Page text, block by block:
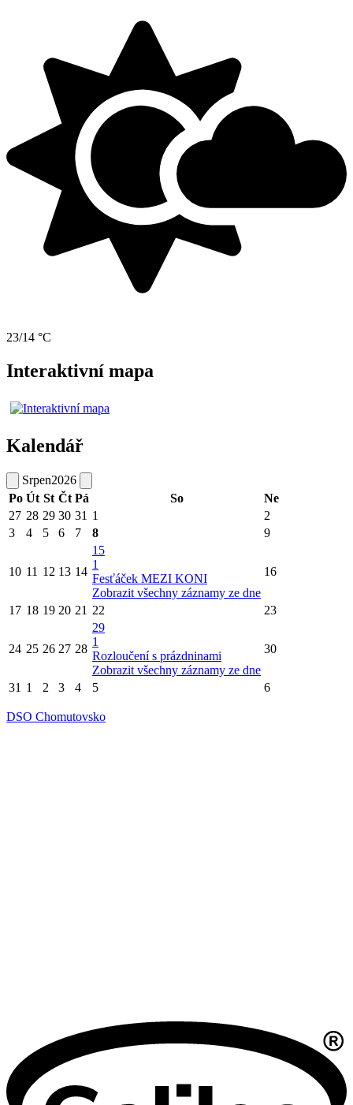
23/14 °C
Interaktivní mapa
Kalendář
Srpen2026
Po Út St Čt Pá So
Ne
27 28 29 30 31 1
2
3
4 5 6 7 8 9
10 11 12 13 14
15
1
Fesťáček MEZI KONI
Zobrazit všechny záznamy ze dne
16
17 18 19 20 21 22 23
24 25 26 27 28
29
1
Rozloučení s prázdninami
Zobrazit všechny záznamy ze dne
30
31 1 2 3 4 5 6
DSO Chomutovsko